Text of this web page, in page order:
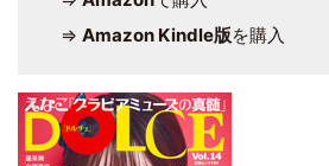
⇒ Amazon Kindle版を購入